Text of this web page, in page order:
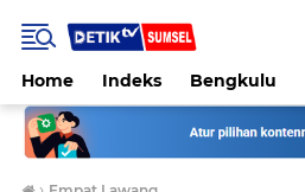
Home Indeks Bengkulu